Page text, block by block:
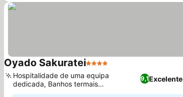
Oyado Sakuratei4 Estrelas
9,1Excelente
Hospitalidade de uma equipa
dedicada, Banhos termais
geotérmicos ao ar livre